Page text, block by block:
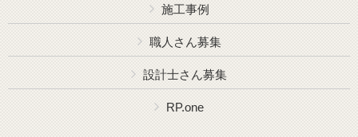
施工事例
職人さん募集
設計士さん募集
RP.one